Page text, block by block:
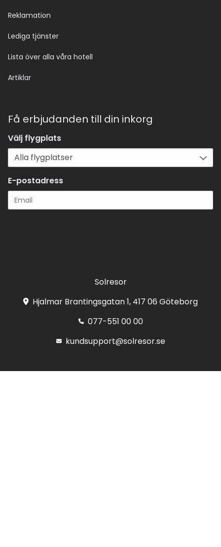
Reklamation
Lediga tjänster
Lista över alla våra hotell
Artiklar
Få erbjudanden till din inkorg
Välj flygplats
E-postadress
Solresor
Hjalmar Brantingsgatan 1, 417 06 Göteborg
077-551 00 00
kundsupport@solresor.se